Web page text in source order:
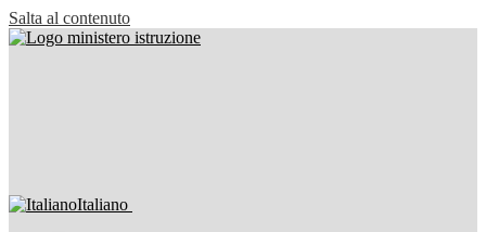
Salta al contenuto
Italiano